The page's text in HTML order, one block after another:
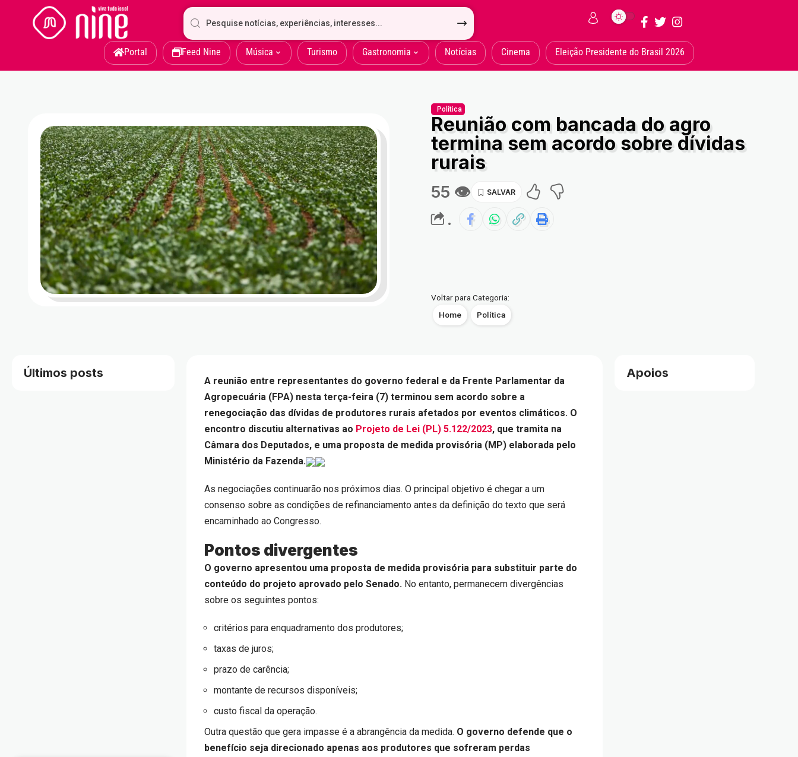
Portal Feed Nine Música Turismo Gastronomia Notícias Cinema Eleição Presidente do Brasil 2026
Política
Reunião com bancada do agro
termina sem acordo sobre dívidas
rurais
55 👁
.
Voltar para Categoria:
Home
Política
Últimos posts
A reunião entre representantes do governo federal e da Frente Parlamentar da
Agropecuária (FPA) nesta terça-feira (7) terminou sem acordo sobre a
renegociação das dívidas de produtores rurais afetados por eventos climáticos. O
encontro discutiu alternativas ao Projeto de Lei (PL) 5.122/2023, que tramita na
Câmara dos Deputados, e uma proposta de medida provisória (MP) elaborada pelo
Ministério da Fazenda.
As negociações continuarão nos próximos dias. O principal objetivo é chegar a um
consenso sobre as condições de refinanciamento antes da definição do texto que será
encaminhado ao Congresso.
Pontos divergentes
O governo apresentou uma proposta de medida provisória para substituir parte do
conteúdo do projeto aprovado pelo Senado. No entanto, permanecem divergências
sobre os seguintes pontos:
critérios para enquadramento dos produtores;
taxas de juros;
prazo de carência;
montante de recursos disponíveis;
custo fiscal da operação.
Outra questão que gera impasse é a abrangência da medida. O governo defende que o
benefício seja direcionado apenas aos produtores que sofreram perdas
Apoios